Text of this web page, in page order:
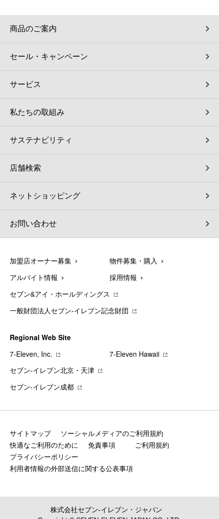
商品のご案内
セール・キャンペーン
サービス
私たちの取組み
サステナビリティ
店舗検索
ネットショッピング
お問い合わせ
加盟店オーナー募集 物件募集・購入
アルバイト情報 採用情報
セブン&アイ・ホールディングス
一般財団法人セブン-イレブン記念財団
Regional Web Site
7‐Eleven, Inc.
7‐Eleven Hawaii
セブン‐イレブン北京・天津
セブン‐イレブン成都
サイトマップ
ソーシャルメディアのご利用規約
快適なご利用のために
免責事項
ご利用規約
プライバシーポリシー
利用者情報の外部送信に関する公表事項
株式会社セブン‐イレブン・ジャパン